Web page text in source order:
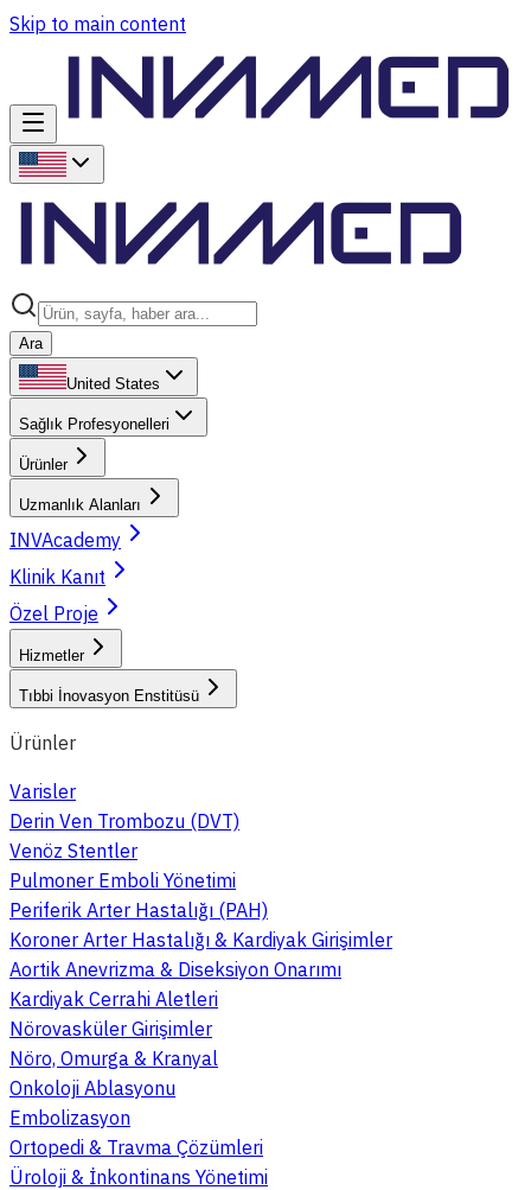
Skip to main content
Ara
United States
Sağlık Profesyonelleri
Ürünler
Uzmanlık Alanları
INVAcademy
Klinik Kanıt
Özel Proje
Hizmetler
Tıbbi İnovasyon Enstitüsü
Ürünler
Varisler
Derin Ven Trombozu (DVT)
Venöz Stentler
Pulmoner Emboli Yönetimi
Periferik Arter Hastalığı (PAH)
Koroner Arter Hastalığı & Kardiyak Girişimler
Aortik Anevrizma & Diseksiyon Onarımı
Kardiyak Cerrahi Aletleri
Nörovasküler Girişimler
Nöro, Omurga & Kranyal
Onkoloji Ablasyonu
Embolizasyon
Ortopedi & Travma Çözümleri
Üroloji & İnkontinans Yönetimi